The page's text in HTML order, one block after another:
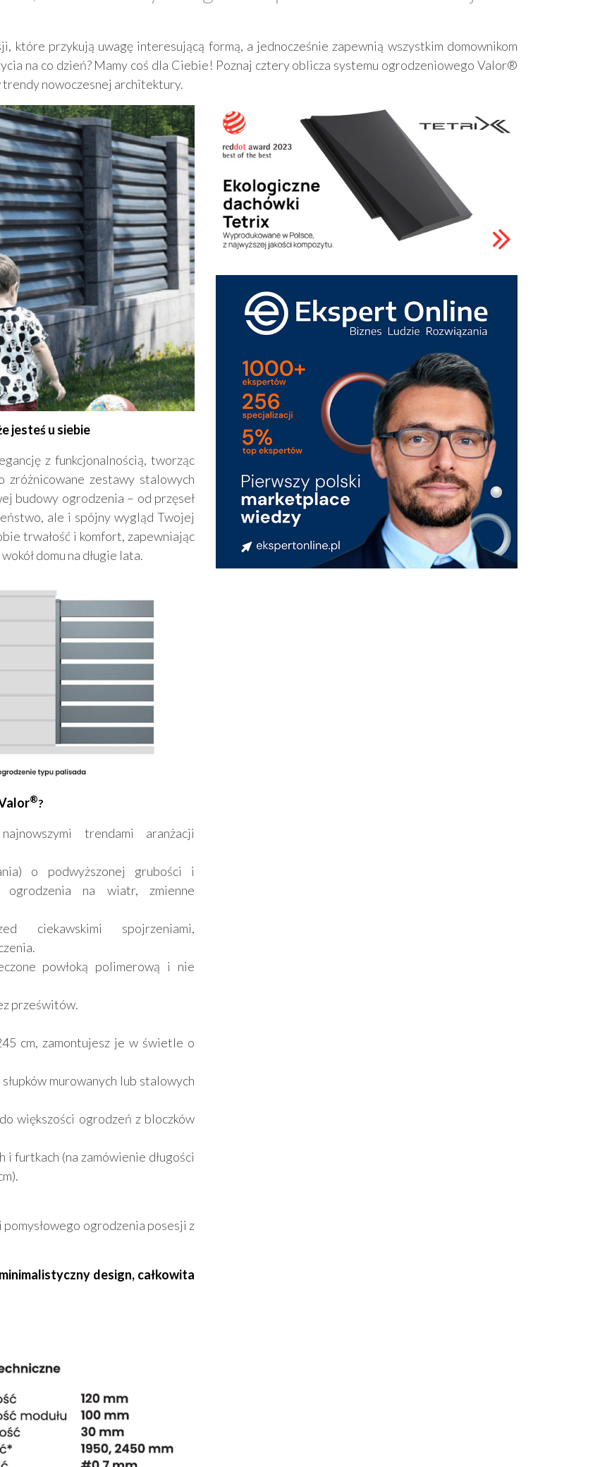
które przykują uwagę interesującą formą, a jednocześnie zapewnią wszystkim domownikom
na co dzień? Mamy coś dla Ciebie! Poznaj cztery oblicza systemu ogrodzeniowego Valor®
nowoczesnej architektury.
jesteś u siebie
z funkcjonalnością, tworząc
zróżnicowane zestawy stalowych
budowy ogrodzenia – od przęseł
ale i spójny wygląd Twojej
trwałość i komfort, zapewniając
domu na długie lata.
®?
trendami aranżacji
o podwyższonej grubości i
ogrodzenia na wiatr, zmienne
ciekawskimi spojrzeniami,
powłoką polimerową i nie
prześwitów.
cm, zamontujesz je w świetle o
murowanych lub stalowych
większości ogrodzeń z bloczków
i furtkach (na zamówienie długości
ogrodzenia posesji z
design, całkowita